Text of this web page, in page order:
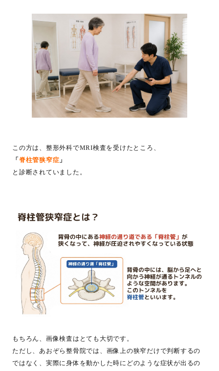
この方は、整形外科でMRI検査を受けたところ、
「 脊柱管狭窄症 」
と診断されていました。
もちろん、画像検査はとても大切です。
ただし、あおぞら整骨院では、画像上の狭窄だけで判断するの
ではなく、実際に身体を動かした時にどのような症状が出るの